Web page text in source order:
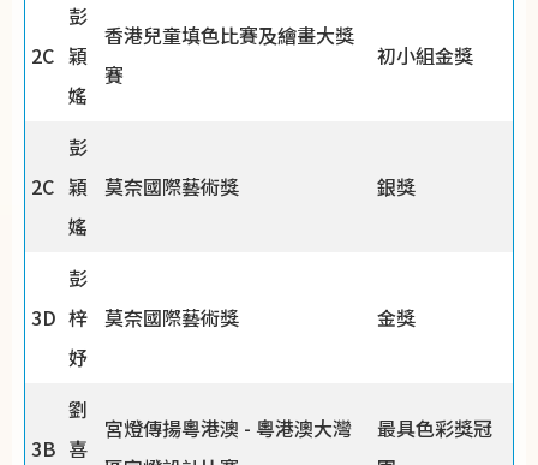
2C
彭
穎
媱
香港兒童填色比賽及繪畫大獎
賽
初小組金獎
2C
彭
穎
媱
莫奈國際藝術獎 銀獎
3D
彭
梓
妤
莫奈國際藝術獎 金獎
3B
劉
喜
宮燈傳揚粵港澳 - 粵港澳大灣
最具色彩獎冠